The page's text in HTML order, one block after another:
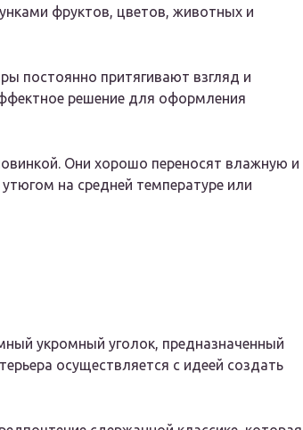
фруктов, цветов, животных и
постоянно притягивают взгляд и
решение для оформления
Они хорошо переносят влажную и
на средней температуре или
укромный уголок, предназначенный
осуществляется с идеей создать